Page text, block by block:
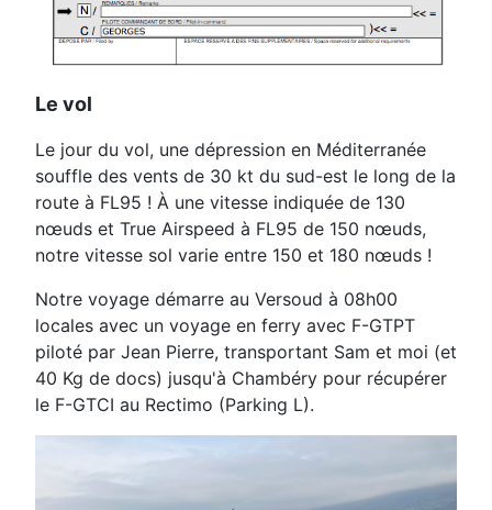
Le vol
Le jour du vol, une dépression en Méditerranée
souffle des vents de 30 kt du sud-est le long de la
route à FL95 ! À une vitesse indiquée de 130
nœuds et True Airspeed à FL95 de 150 nœuds,
notre vitesse sol varie entre 150 et 180 nœuds !
Notre voyage démarre au Versoud à 08h00
locales avec un voyage en ferry avec F-GTPT
piloté par Jean Pierre, transportant Sam et moi (et
40 Kg de docs) jusqu'à Chambéry pour récupérer
le F-GTCI au Rectimo (Parking L).